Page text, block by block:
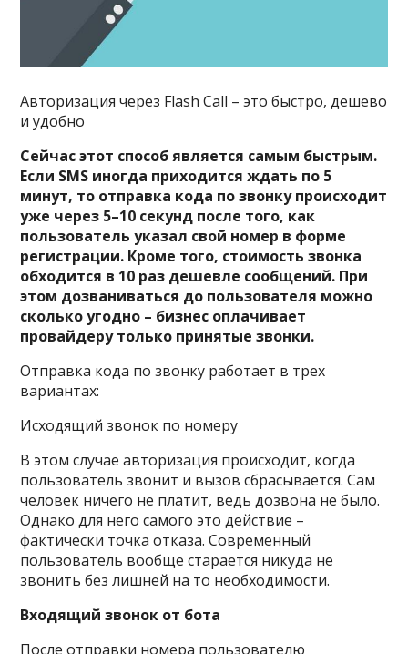
Авторизация через Flash Call – это быстро, дешево
и удобно
Сейчас этот способ является самым быстрым.
Если SMS иногда приходится ждать по 5
минут, то отправка кода по звонку происходит
уже через 5–10 секунд после того, как
пользователь указал свой номер в форме
регистрации. Кроме того, стоимость звонка
обходится в 10 раз дешевле сообщений. При
этом дозваниваться до пользователя можно
сколько угодно – бизнес оплачивает
провайдеру только принятые звонки.
Отправка кода по звонку работает в трех
вариантах:
Исходящий звонок по номеру
В этом случае авторизация происходит, когда
пользователь звонит и вызов сбрасывается. Сам
человек ничего не платит, ведь дозвона не было.
Однако для него самого это действие –
фактически точка отказа. Современный
пользователь вообще старается никуда не
звонить без лишней на то необходимости.
Входящий звонок от бота
После отправки номера пользователю